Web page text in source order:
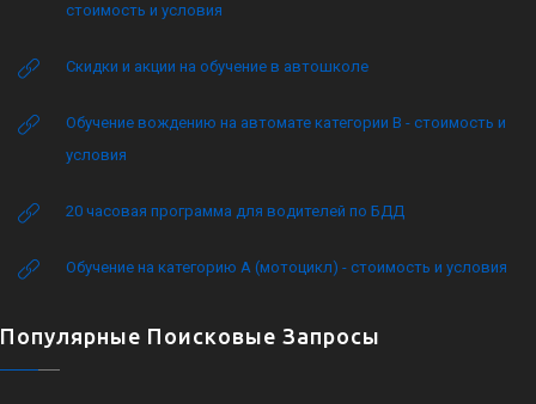
стоимость и условия
Скидки и акции на обучение в автошколе
Обучение вождению на автомате категории B - стоимость и
условия
20 часовая программа для водителей по БДД
Обучение на категорию А (мотоцикл) - стоимость и условия
Популярные Поисковые Запросы